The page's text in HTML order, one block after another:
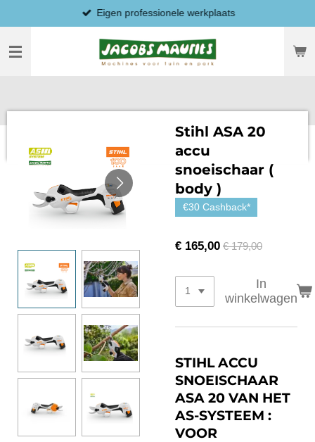
direct
naar
hoofdinhoud
Eigen professionele werkplaats
Stihl ASA 20
accu
snoeischaar (
body )
€30 Cashback*
€ 165,00 € 179,00
In
winkelwagen
STIHL ACCU
SNOEISCHAAR
ASA 20 VAN HET
AS-SYSTEEM :
VOOR